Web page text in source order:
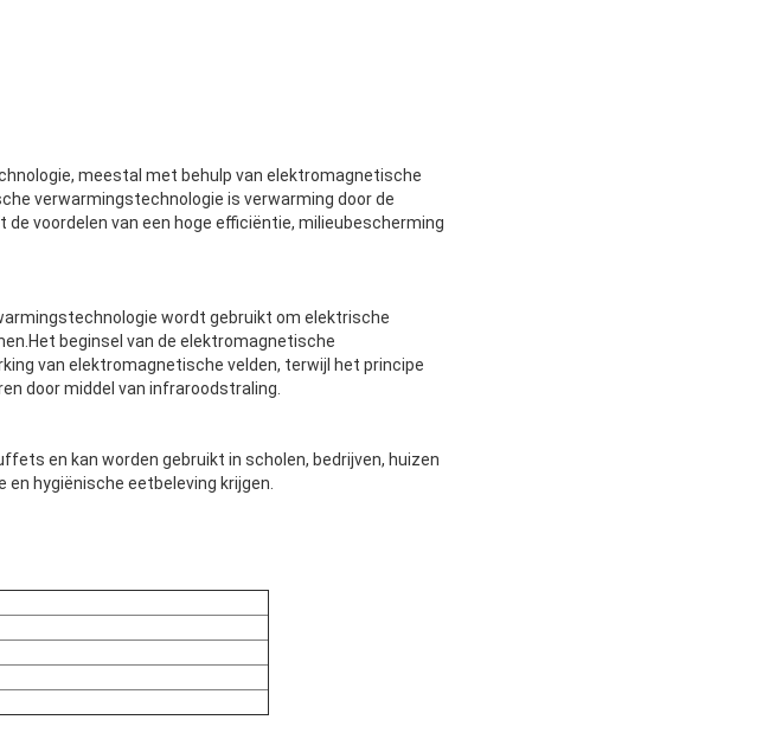
meestal met behulp van elektromagnetische
verwarmingstechnologie is verwarming door de
voordelen van een hoge efficiëntie, milieubescherming
wordt gebruikt om elektrische
beginsel van de elektromagnetische
van elektromagnetische velden, terwijl het principe
door middel van infraroodstraling.
en kan worden gebruikt in scholen, bedrijven, huizen
en hygiënische eetbeleving krijgen.